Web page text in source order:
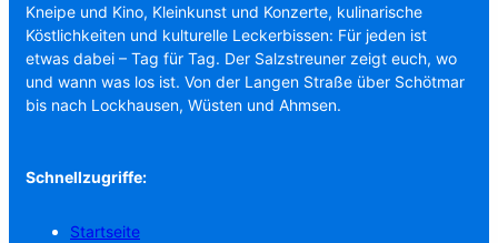
Kneipe und Kino, Kleinkunst und Konzerte, kulinarische
Köstlichkeiten und kulturelle Leckerbissen: Für jeden ist
etwas dabei – Tag für Tag. Der Salzstreuner zeigt euch, wo
und wann was los ist. Von der Langen Straße über Schötmar
bis nach Lockhausen, Wüsten und Ahmsen.
Schnellzugriffe:
Startseite